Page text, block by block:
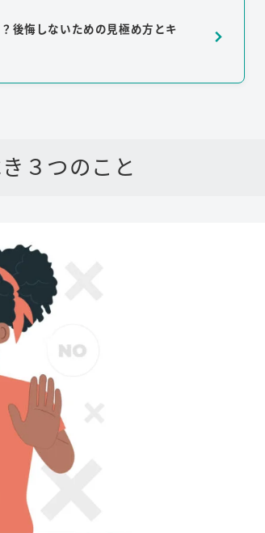
後悔しないための見極め方とキ
３つのこと